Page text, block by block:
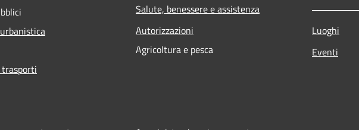
Salute, benessere e assistenza
Autorizzazioni
Agricoltura e pesca
Luoghi
Eventi